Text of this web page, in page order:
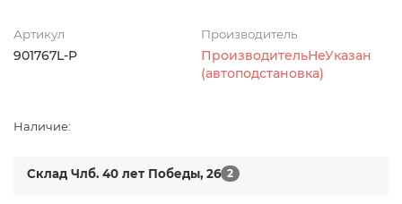
Артикул
901767L-P
Производитель
ПроизводительНеУказан
(автоподстановка)
Наличие:
Склад Члб. 40 лет Победы, 26 2